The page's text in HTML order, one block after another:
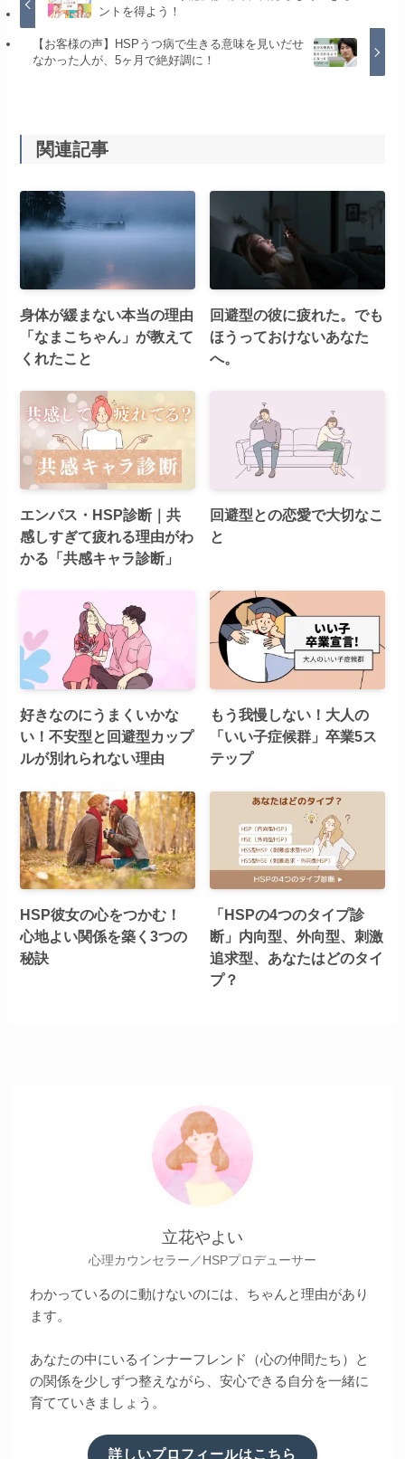
ントを得よう！
【お客様の声】HSPうつ病で生きる意味を見いだせ
なかった人が、5ヶ月で絶好調に！
関連記事
身体が緩まない本当の理由
「なまこちゃん」が教えて
くれたこと
回避型の彼に疲れた。でも
ほうっておけないあなた
へ。
エンパス・HSP診断｜共
感しすぎて疲れる理由がわ
かる「共感キャラ診断」
回避型との恋愛で大切なこ
と
好きなのにうまくいかな
い！不安型と回避型カップ
ルが別れられない理由
もう我慢しない！大人の
「いい子症候群」卒業5ス
テップ
HSP彼女の心をつかむ！
心地よい関係を築く3つの
秘訣
「HSPの4つのタイプ診
断」内向型、外向型、刺激
追求型、あなたはどのタイ
プ？
立花やよい
心理カウンセラー／HSPプロデューサー
わかっているのに動けないのには、ちゃんと理由があり
ます。
あなたの中にいるインナーフレンド（心の仲間たち）と
の関係を少しずつ整えながら、安心できる自分を一緒に
育てていきましょう。
詳しいプロフィールはこちら